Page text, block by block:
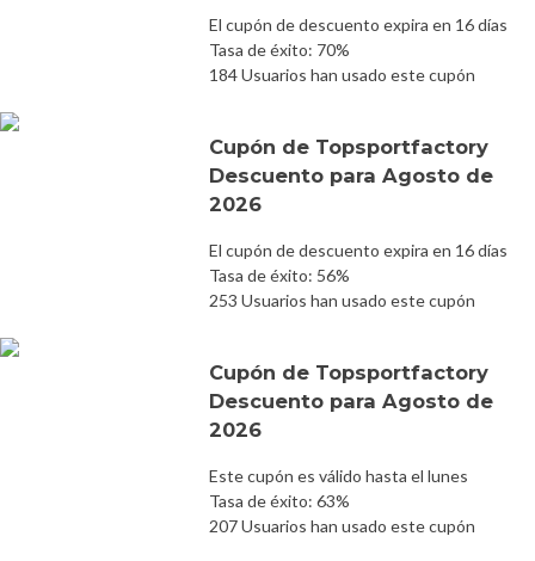
El cupón de descuento expira en 16 días
Tasa de éxito: 70%
184 Usuarios han usado este cupón
Cupón de Topsportfactory
Descuento para Agosto de
2026
El cupón de descuento expira en 16 días
Tasa de éxito: 56%
253 Usuarios han usado este cupón
Cupón de Topsportfactory
Descuento para Agosto de
2026
Este cupón es válido hasta el lunes
Tasa de éxito: 63%
207 Usuarios han usado este cupón